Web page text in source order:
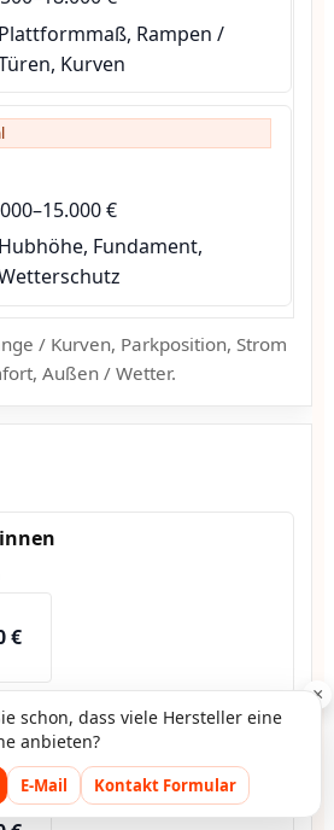
Plattformmaß, Rampen /
Kurven
€
Hubhöhe, Fundament,
/ Kurven, Parkposition, Strom
Außen / Wetter.
€
×
schon, dass viele Hersteller eine
anbieten?
E-Mail Kontakt Formular